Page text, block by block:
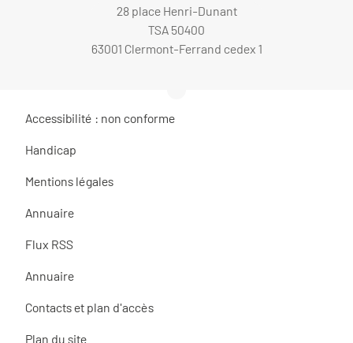
28 place Henri-Dunant
TSA 50400
63001 Clermont-Ferrand cedex 1
Accessibilité : non conforme
Handicap
Mentions légales
Annuaire
Flux RSS
Annuaire
Contacts et plan d'accès
Plan du site